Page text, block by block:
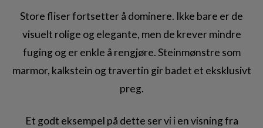
Store fliser fortsetter å dominere. Ikke bare er de
visuelt rolige og elegante, men de krever mindre
fuging og er enkle å rengjøre. Steinmønstre som
marmor, kalkstein og travertin gir badet et eksklusivt
preg.
Et godt eksempel på dette ser vi i en visning fra